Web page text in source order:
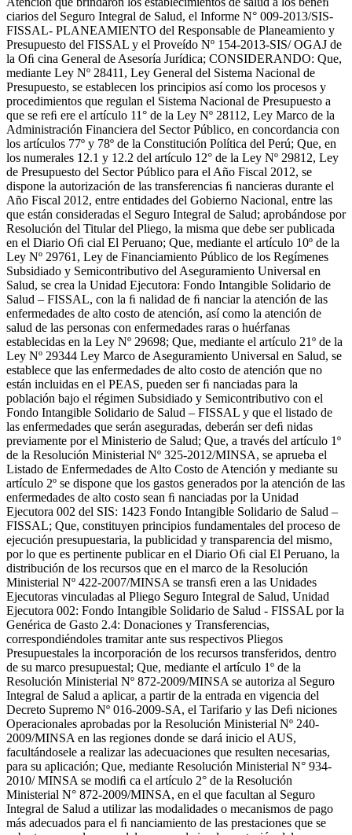
ciarios del Seguro Integral de Salud, el Informe N° 009-2013/SIS-
FISSAL- PLANEAMIENTO del Responsable de Planeamiento y
Presupuesto del FISSAL y el Proveído Nº 154-2013-SIS/ OGAJ de
la Oﬁ cina General de Asesoría Jurídica; CONSIDERANDO: Que,
mediante Ley Nº 28411, Ley General del Sistema Nacional de
Presupuesto, se establecen los principios así como los procesos y
procedimientos que regulan el Sistema Nacional de Presupuesto a
que se reﬁ ere el artículo 11° de la Ley Nº 28112, Ley Marco de la
Administración Financiera del Sector Público, en concordancia con
los artículos 77º y 78º de la Constitución Política del Perú; Que, en
los numerales 12.1 y 12.2 del artículo 12° de la Ley Nº 29812, Ley
de Presupuesto del Sector Público para el Año Fiscal 2012, se
dispone la autorización de las transferencias ﬁ nancieras durante el
Año Fiscal 2012, entre entidades del Gobierno Nacional, entre las
que están consideradas el Seguro Integral de Salud; aprobándose por
Resolución del Titular del Pliego, la misma que debe ser publicada
en el Diario Oﬁ cial El Peruano; Que, mediante el artículo 10º de la
Ley Nº 29761, Ley de Financiamiento Público de los Regímenes
Subsidiado y Semicontributivo del Aseguramiento Universal en
Salud, se crea la Unidad Ejecutora: Fondo Intangible Solidario de
Salud – FISSAL, con la ﬁ nalidad de ﬁ nanciar la atención de las
enfermedades de alto costo de atención, así como la atención de
salud de las personas con enfermedades raras o huérfanas
establecidas en la Ley Nº 29698; Que, mediante el artículo 21º de la
Ley Nº 29344 Ley Marco de Aseguramiento Universal en Salud, se
establece que las enfermedades de alto costo de atención que no
están incluidas en el PEAS, pueden ser ﬁ nanciadas para la
población bajo el régimen Subsidiado y Semicontributivo con el
Fondo Intangible Solidario de Salud – FISSAL y que el listado de
las enfermedades que serán aseguradas, deberán ser deﬁ nidas
previamente por el Ministerio de Salud; Que, a través del artículo 1º
de la Resolución Ministerial Nº 325-2012/MINSA, se aprueba el
Listado de Enfermedades de Alto Costo de Atención y mediante su
artículo 2º se dispone que los gastos generados por la atención de las
enfermedades de alto costo sean ﬁ nanciadas por la Unidad
Ejecutora 002 del SIS: 1423 Fondo Intangible Solidario de Salud –
FISSAL; Que, constituyen principios fundamentales del proceso de
ejecución presupuestaria, la publicidad y transparencia del mismo,
por lo que es pertinente publicar en el Diario Oﬁ cial El Peruano, la
distribución de los recursos que en el marco de la Resolución
Ministerial Nº 422-2007/MINSA se transﬁ eren a las Unidades
Ejecutoras vinculadas al Pliego Seguro Integral de Salud, Unidad
Ejecutora 002: Fondo Intangible Solidario de Salud - FISSAL por la
Genérica de Gasto 2.4: Donaciones y Transferencias,
correspondiéndoles tramitar ante sus respectivos Pliegos
Presupuestales la incorporación de los recursos transferidos, dentro
de su marco presupuestal; Que, mediante el artículo 1º de la
Resolución Ministerial Nº 872-2009/MINSA se autoriza al Seguro
Integral de Salud a aplicar, a partir de la entrada en vigencia del
Decreto Supremo Nº 016-2009-SA, el Tarifario y las Deﬁ niciones
Operacionales aprobadas por la Resolución Ministerial Nº 240-
2009/MINSA en las regiones donde se dará inicio el AUS,
facultándosele a realizar las adecuaciones que resulten necesarias,
para su aplicación; Que, mediante Resolución Ministerial N° 934-
2010/ MINSA se modiﬁ ca el artículo 2° de la Resolución
Ministerial N° 872-2009/MINSA, en el que facultan al Seguro
Integral de Salud a utilizar las modalidades o mecanismos de pago
más adecuados para el ﬁ nanciamiento de las prestaciones que se